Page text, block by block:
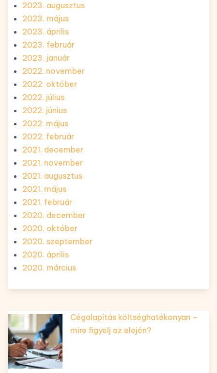
2023. augusztus
2023. május
2023. április
2023. február
2023. január
2022. november
2022. október
2022. július
2022. június
2022. május
2022. február
2021. december
2021. november
2021. augusztus
2021. május
2021. február
2020. december
2020. október
2020. szeptember
2020. április
2020. március
Cégalapítás költséghatékonyan –
mire figyelj az elején?